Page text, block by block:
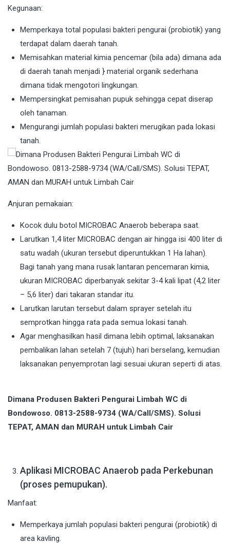
Kegunaan:
Memperkaya total populasi bakteri pengurai (probiotik) yang
terdapat dalam daerah tanah.
Memisahkan material kimia pencemar (bila ada) dimana ada
di daerah tanah menjadi } material organik sederhana
dimana tidak mengotori lingkungan.
Mempersingkat pemisahan pupuk sehingga cepat diserap
oleh tanaman.
Mengurangi jumlah populasi bakteri merugikan pada lokasi
tanah.
Anjuran pemakaian:
Kocok dulu botol MICROBAC Anaerob beberapa saat.
Larutkan 1,4 liter MICROBAC dengan air hingga isi 400 liter di
satu wadah (ukuran tersebut diperuntukkan 1 Ha lahan).
Bagi tanah yang mana rusak lantaran pencemaran kimia,
ukuran MICROBAC diperbanyak sekitar 3-4 kali lipat (4,2 liter
– 5,6 liter) dari takaran standar itu.
Larutkan larutan tersebut dalam sprayer setelah itu
semprotkan hingga rata pada semua lokasi tanah.
Agar menghasilkan hasil dimana lebih optimal, laksanakan
pembalikan lahan setelah 7 (tujuh) hari berselang, kemudian
laksanakan penyemprotan lagi sesuai ukuran seperti di atas.
Dimana Produsen Bakteri Pengurai Limbah WC di
Bondowoso. 0813-2588-9734 (WA/Call/SMS). Solusi
TEPAT, AMAN dan MURAH untuk Limbah Cair
Aplikasi MICROBAC Anaerob pada Perkebunan
(proses pemupukan).
Manfaat:
Memperkaya jumlah populasi bakteri pengurai (probiotik) di
area kavling.